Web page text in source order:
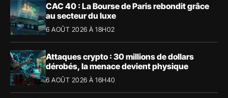
CAC 40 : La Bourse de Paris rebondit grâce
au secteur du luxe
6 AOÛT 2026 À 18H02
Attaques crypto : 30 millions de dollars
dérobés, la menace devient physique
6 AOÛT 2026 À 16H40